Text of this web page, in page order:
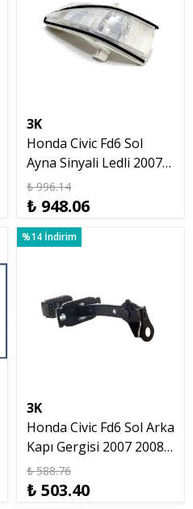
3K
Honda Civic Fd6 Sol
Ayna Sinyali Ledli 2007
2012 Sedan
₺ 996.14
₺ 948.06
%14 İndirim
3K
Honda Civic Fd6 Sol Arka
Kapı Gergisi 2007 2008
2010 2012
₺ 588.76
₺ 503.40